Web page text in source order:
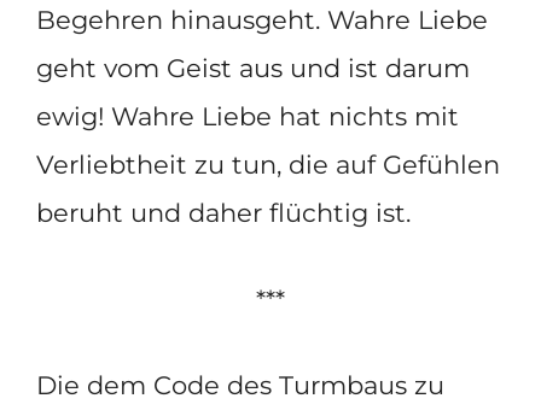
Begehren hinausgeht. Wahre Liebe
geht vom Geist aus und ist darum
ewig! Wahre Liebe hat nichts mit
Verliebtheit zu tun, die auf Gefühlen
beruht und daher flüchtig ist.
***
Die dem Code des Turmbaus zu